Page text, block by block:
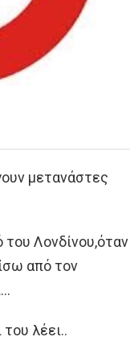
μετανάστες
του Λονδίνου,όταν
από τον
λέει..